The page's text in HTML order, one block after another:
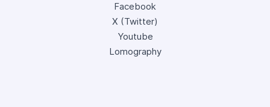
Facebook
X (Twitter)
Youtube
Lomography